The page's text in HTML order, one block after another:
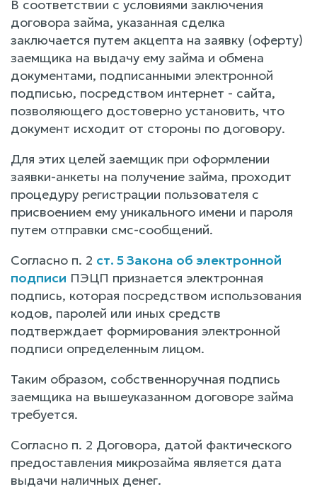
В соответствии с условиями заключения
договора займа, указанная сделка
заключается путем акцепта на заявку (оферту)
заемщика на выдачу ему займа и обмена
документами, подписанными электронной
подписью, посредством интернет - сайта,
позволяющего достоверно установить, что
документ исходит от стороны по договору.
Для этих целей заемщик при оформлении
заявки-анкеты на получение займа, проходит
процедуру регистрации пользователя с
присвоением ему уникального имени и пароля
путем отправки смс-сообщений.
Согласно п. 2 ст. 5 Закона об электронной
подписи ПЭЦП признается электронная
подпись, которая посредством использования
кодов, паролей или иных средств
подтверждает формирования электронной
подписи определенным лицом.
Таким образом, собственноручная подпись
заемщика на вышеуказанном договоре займа
требуется.
Согласно п. 2 Договора, датой фактического
предоставления микрозайма является дата
выдачи наличных денег.